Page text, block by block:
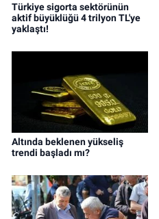
Türkiye sigorta sektörünün
aktif büyüklüğü 4 trilyon TL'ye
yaklaştı!
Altında beklenen yükseliş
trendi başladı mı?